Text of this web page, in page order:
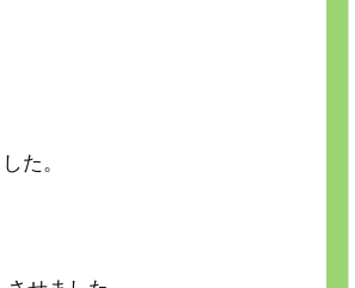
た。